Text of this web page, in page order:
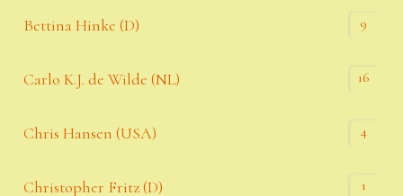
Bettina Hinke (D) 9
Carlo K.J. de Wilde (NL) 16
Chris Hansen (USA) 4
Christopher Fritz (D) 1